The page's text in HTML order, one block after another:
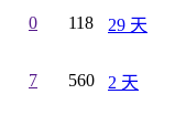
0 118 29 天
7 560 2 天